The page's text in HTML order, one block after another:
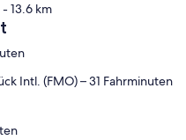
- 13.6 km
Intl. (FMO) – 31 Fahrminuten